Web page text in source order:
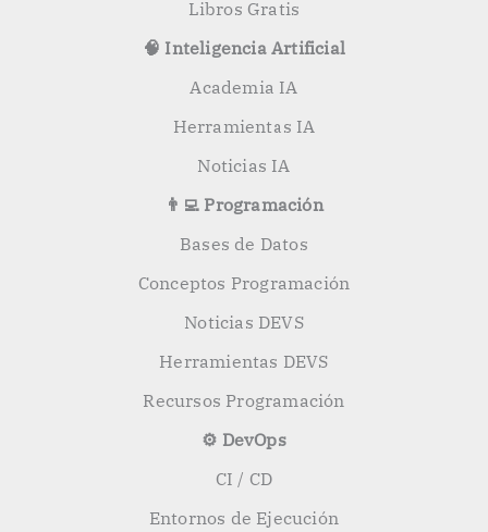
Libros Gratis
🧠 Inteligencia Artificial
Academia IA
Herramientas IA
Noticias IA
👨‍💻 Programación
Bases de Datos
Conceptos Programación
Noticias DEVS
Herramientas DEVS
Recursos Programación
⚙️ DevOps
CI / CD
Entornos de Ejecución